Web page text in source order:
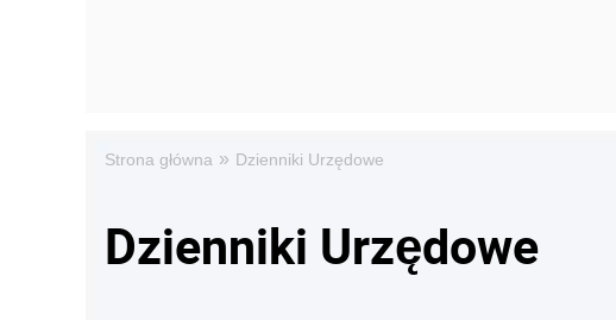
Strona główna » Dzienniki Urzędowe
Dzienniki Urzędowe